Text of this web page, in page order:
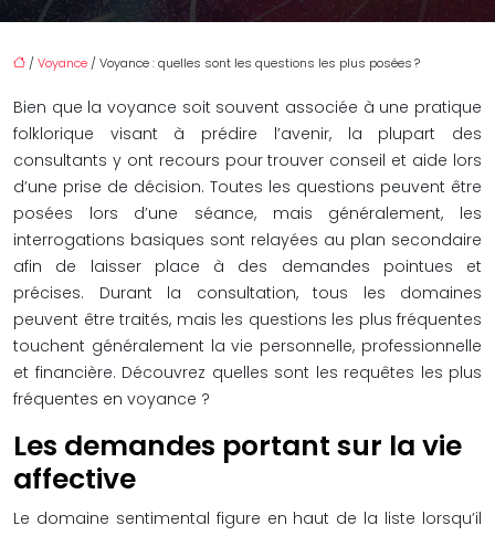
/Voyance / Voyance : quelles sont les questions les plus posées ?
Bien que la voyance soit souvent associée à une pratique
folklorique visant à prédire l’avenir, la plupart des
consultants y ont recours pour trouver conseil et aide lors
d’une prise de décision. Toutes les questions peuvent être
posées lors d’une séance, mais généralement, les
interrogations basiques sont relayées au plan secondaire
afin de laisser place à des demandes pointues et
précises. Durant la consultation, tous les domaines
peuvent être traités, mais les questions les plus fréquentes
touchent généralement la vie personnelle, professionnelle
et financière. Découvrez quelles sont les requêtes les plus
fréquentes en voyance ?
Les demandes portant sur la vie
affective
Le domaine sentimental figure en haut de la liste lorsqu’il